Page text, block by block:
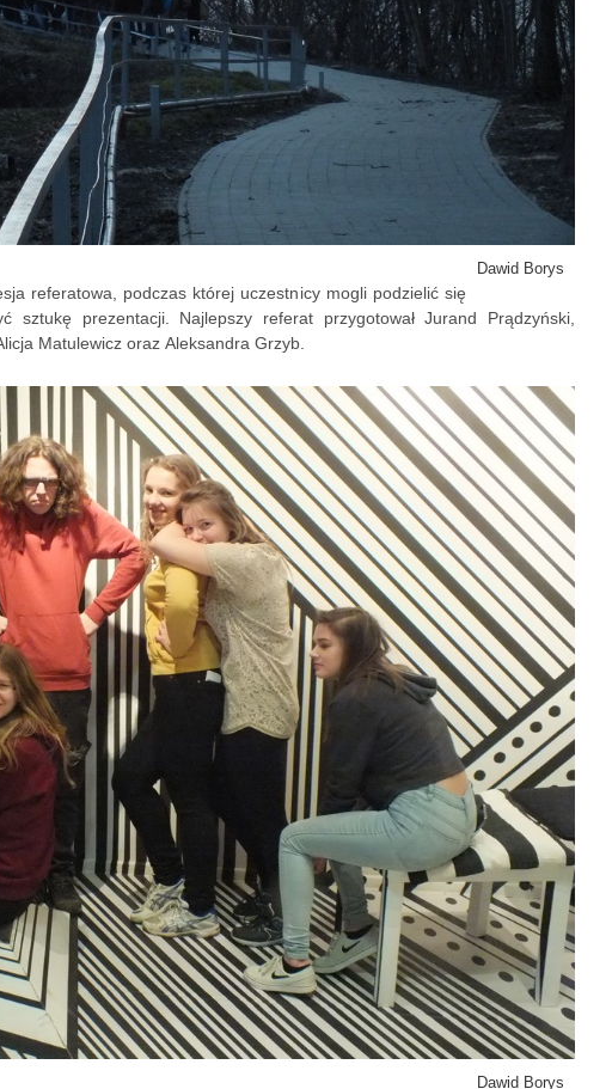
Dawid Borys
referatowa, podczas której uczestnicy mogli podzielić się
sztukę prezentacji. Najlepszy referat przygotował Jurand Prądzyński,
Matulewicz oraz Aleksandra Grzyb.
Dawid Borys